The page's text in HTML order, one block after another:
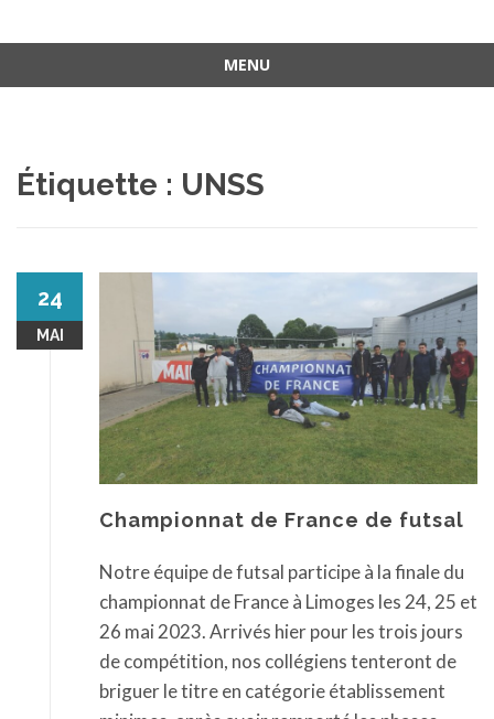
MENU
Étiquette : UNSS
24
MAI
Championnat de France de futsal
Notre équipe de futsal participe à la finale du
championnat de France à Limoges les 24, 25 et
26 mai 2023. Arrivés hier pour les trois jours
de compétition, nos collégiens tenteront de
briguer le titre en catégorie établissement